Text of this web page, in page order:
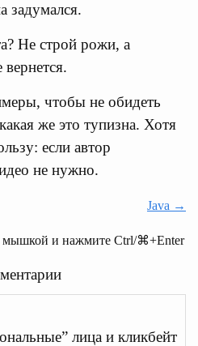
задумался.
Не строй рожи, а
чтобы не обидеть
же это тупизна. Хотя
если автор
не нужно.
Java →
и нажмите Ctrl/⌘+Enter
лица и кликбейт